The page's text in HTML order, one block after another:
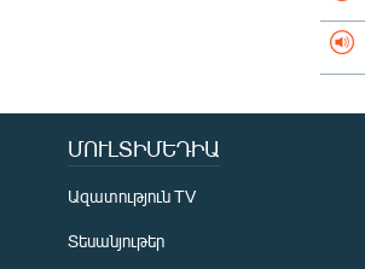
ՄՈՒԼՏԻՄԵԴԻԱ
Ազատություն TV
Տեսանյութեր